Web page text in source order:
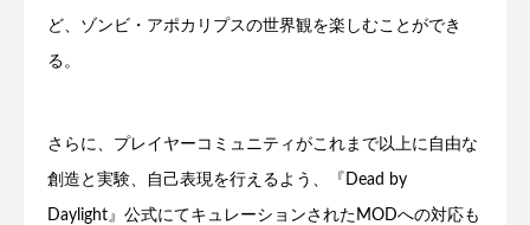
ど、ゾンビ・アポカリプスの世界観を楽しむことができ
る。
さらに、プレイヤーコミュニティがこれまで以上に自由な
創造と実験、自己表現を行えるよう、『Dead by
Daylight』公式にてキュレーションされたMODへの対応も